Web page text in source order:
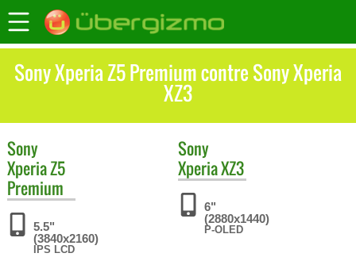
Sony Xperia Z5 Premium contre Sony Xperia
XZ3
Sony
Xperia Z5
Premium
5.5"
(3840x2160)
IPS LCD
Sony
Xperia XZ3
6"
(2880x1440)
P-OLED